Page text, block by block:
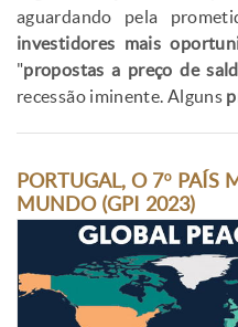
aguardando pela
investidores mais
"propostas a preço de
recessão iminente. Alguns
PORTUGAL, O 7º PAÍS
MUNDO (GPI 2023)